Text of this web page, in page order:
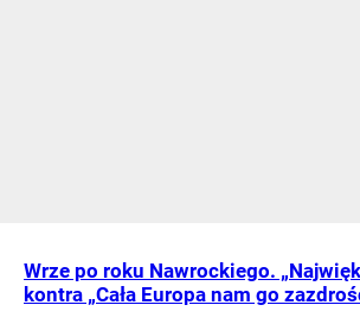
Wrze po roku Nawrockiego.
kontra „Cała Europa nam go